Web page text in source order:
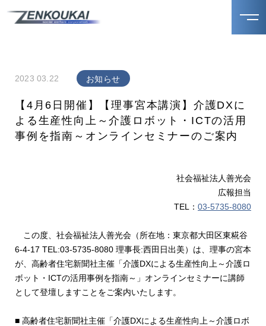
2023 03.22 お知らせ
【4月6日開催】【理事宮本講演】介護DXに
よる生産性向上～介護ロボット・ICTの活用
事例を指南～オンラインセミナーのご案内
社会福祉法人善光会
広報担当
TEL： 03-5735-8080
この度、社会福祉法人善光会（所在地：東京都大田区東糀谷
6-4-17 TEL:03-5735-8080 理事長:西田日出美）は、理事の宮本
が、高齢者住宅新聞社主催「介護DXによる生産性向上～介護ロ
ボット・ICTの活用事例を指南～」オンラインセミナーに講師
として登壇しますことをご案内いたします。
■ 高齢者住宅新聞社主催「介護DXによる生産性向上～介護ロボ